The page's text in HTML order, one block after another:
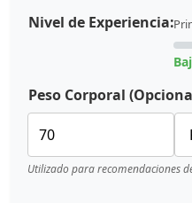
Nivel de Experiencia:
Peso Corporal
Utilizado para recomendaciones